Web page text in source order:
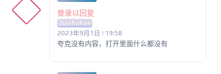
登录以回复
dianhuhan
2023年9月1日 | 19:58
夸克没有内容，打开里面什么都没有